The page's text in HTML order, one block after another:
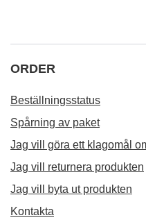
ORDER
Beställningsstatus
Spårning av paket
Jag vill göra ett klagomål
Jag vill returnera produkten
Jag vill byta ut produkten
Kontakta